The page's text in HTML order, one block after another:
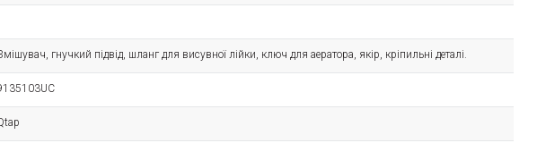
гнучкий підвід, шланг для висувної лійки, ключ для аератора, якір, кріпильні деталі.